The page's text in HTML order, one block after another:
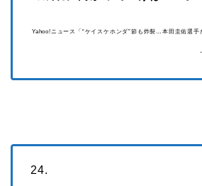
Yahoo!ニュース「“ケイスケホンダ”節も炸裂…本田圭佑選手
24.